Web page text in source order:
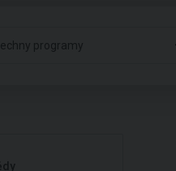
programy